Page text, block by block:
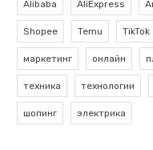
Alibaba AliExpress
Shopee Temu TikTok
маркетинг онлайн
техника технологии
шопинг электрика